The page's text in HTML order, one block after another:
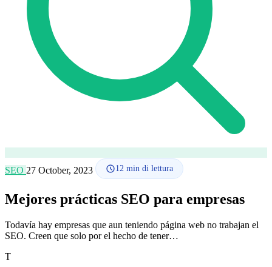
🇪🇸 ES
🇬🇧 EN
Accedi
SEO 27 October, 2023 12 min di lettura
Mejores prácticas SEO para empresas
Todavía hay empresas que aun teniendo página web no trabajan el
SEO. Creen que solo por el hecho de tener…
T